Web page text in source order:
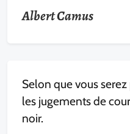
Albert Camus
Selon que vous
les jugements de
noir.